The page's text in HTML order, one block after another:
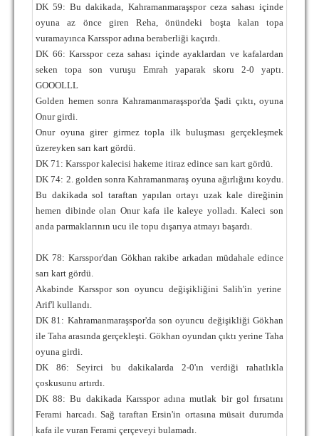
DK 59: Bu dakikada, Kahramanmaraşspor ceza sahası içinde
oyuna az önce giren Reha, önündeki boşta kalan topa
vuramayınca Karsspor adına beraberliği kaçırdı.
DK 66: Karsspor ceza sahası içinde ayaklardan ve kafalardan
seken topa son vuruşu Emrah yaparak skoru 2-0 yaptı.
GOOOLLL
Golden hemen sonra Kahramanmaraşspor'da Şadi çıktı, oyuna
Onur girdi.
Onur oyuna girer girmez topla ilk buluşması gerçekleşmek
üzereyken sarı kart gördü.
DK 71: Karsspor kalecisi hakeme itiraz edince sarı kart gördü.
DK 74: 2. golden sonra Kahramanmaraş oyuna ağırlığını koydu.
Bu dakikada sol taraftan yapılan ortayı uzak kale direğinin
hemen dibinde olan Onur kafa ile kaleye yolladı. Kaleci son
anda parmaklarının ucu ile topu dışarıya atmayı başardı.
DK 78: Karsspor'dan Gökhan rakibe arkadan müdahale edince
sarı kart gördü.
Akabinde Karsspor son oyuncu değişikliğini Salih'in yerine
Arif'l kullandı.
DK 81: Kahramanmaraşspor'da son oyuncu değişikliği Gökhan
ile Taha arasında gerçekleşti. Gökhan oyundan çıktı yerine Taha
oyuna girdi.
DK 86: Seyirci bu dakikalarda 2-0'ın verdiği rahatlıkla
çoskusunu artırdı.
DK 88: Bu dakikada Karsspor adına mutlak bir gol fırsatını
Ferami harcadı. Sağ taraftan Ersin'in ortasına müsait durumda
kafa ile vuran Ferami çerçeveyi bulamadı.